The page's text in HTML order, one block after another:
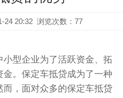
24 20:32 浏览次数：77
型企业为了活跃资金、拓
。保定车抵贷成为了一种
，面对众多的保定车抵贷